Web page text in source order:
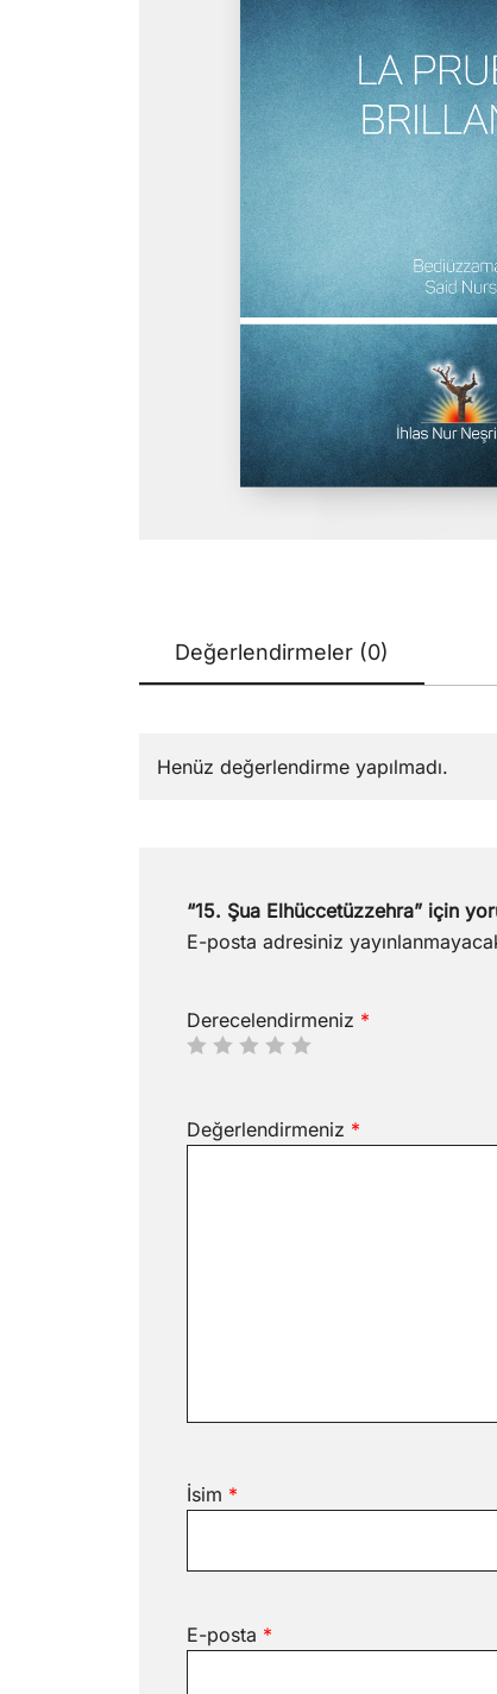
Değerlendirmeler (0)
Henüz değerlendirme yapılmadı.
“15. Şua Elhüccetüzzehra” için
E-posta adresiniz
Derecelendirmeniz *
Değerlendirmeniz *
İsim *
E-posta *